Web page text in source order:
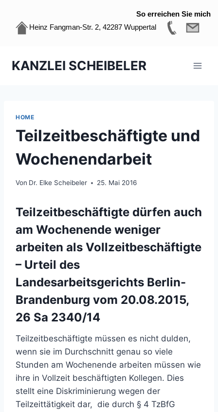
So erreichen Sie mich
Heinz Fangman-Str. 2, 42287 Wuppertal
InhaltKANZLEI SCHEIBELER
HOME
Teilzeitbeschäftigte und
Wochenendarbeit
Von Dr. Elke Scheibeler 25. Mai 2016
Teilzeitbeschäftigte dürfen auch
am Wochenende weniger
arbeiten als Vollzeitbeschäftigte
– Urteil des
Landesarbeitsgerichts Berlin-
Brandenburg vom 20.08.2015,
26 Sa 2340/14
Teilzeitbeschäftigte müssen es nicht dulden,
wenn sie im Durchschnitt genau so viele
Stunden am Wochenende arbeiten müssen wie
ihre in Vollzeit beschäftigten Kollegen. Dies
stellt eine Diskriminierung wegen der
Teilzeittätigkeit dar, die durch § 4 TzBfG